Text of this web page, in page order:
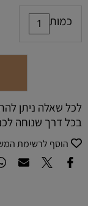
כמות
לכל שאלה ניתן
בכל דרך שנוחה
הוסף לרשימת